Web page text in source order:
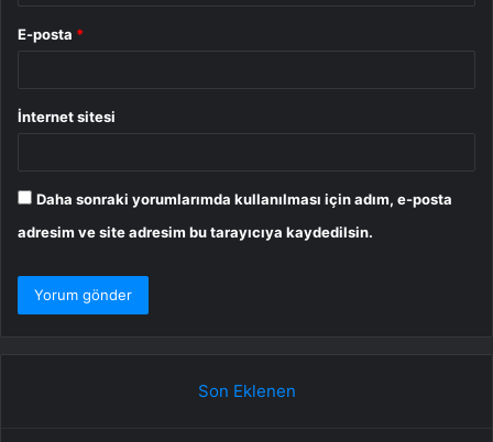
E-posta *
İnternet sitesi
Daha sonraki yorumlarımda kullanılması için adım, e-posta
adresim ve site adresim bu tarayıcıya kaydedilsin.
Son Eklenen